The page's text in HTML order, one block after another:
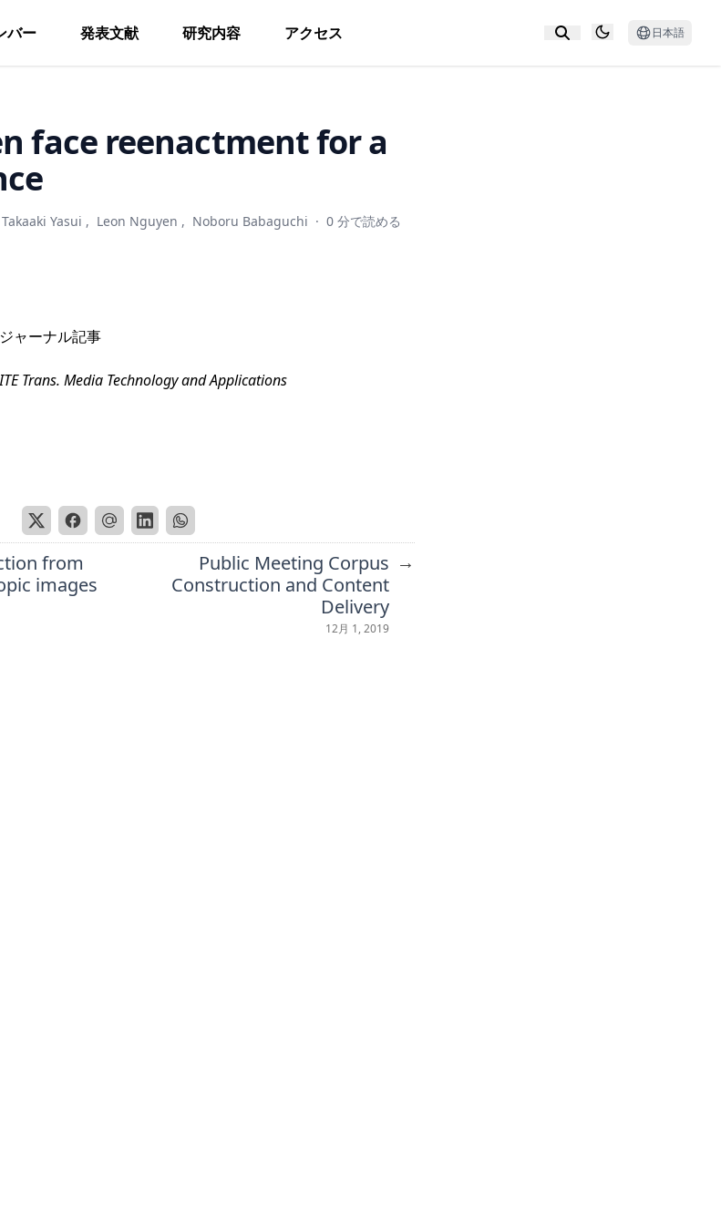
バー 発表文献 研究内容 アクセス 日本語
face reenactment for a
Takaaki Yasui , Leon Nguyen , Noboru Babaguchi · 0 分で読める
ジャーナル記事
ITE Trans. Media Technology and Applications
from
images
Public Meeting Corpus
Construction and Content
Delivery
12月 1, 2019
→